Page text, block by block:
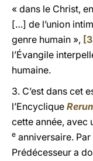
« dans le Christ,
[…] de l’union
genre humain »,
l’Évangile
humaine.
3. C’est dans cet
l’Encyclique
cette année, avec
e anniversaire.
Prédécesseur a